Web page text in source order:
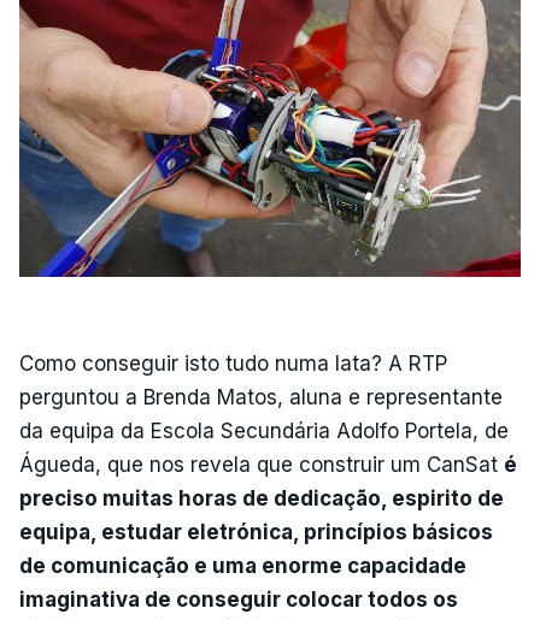
Como conseguir isto tudo numa lata? A RTP
perguntou a Brenda Matos, aluna e representante
da equipa da Escola Secundária Adolfo Portela, de
Águeda, que nos revela que construir um CanSat é
preciso muitas horas de dedicação, espirito de
equipa, estudar eletrónica, princípios básicos
de comunicação e uma enorme capacidade
imaginativa de conseguir colocar todos os